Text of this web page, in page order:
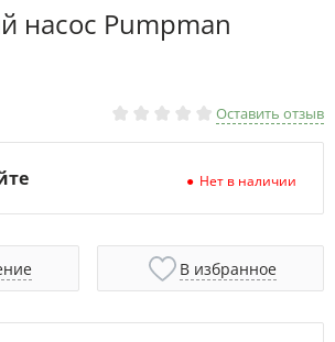
насос Pumpman
Оставить отзыв
Нет в наличии
В избранное